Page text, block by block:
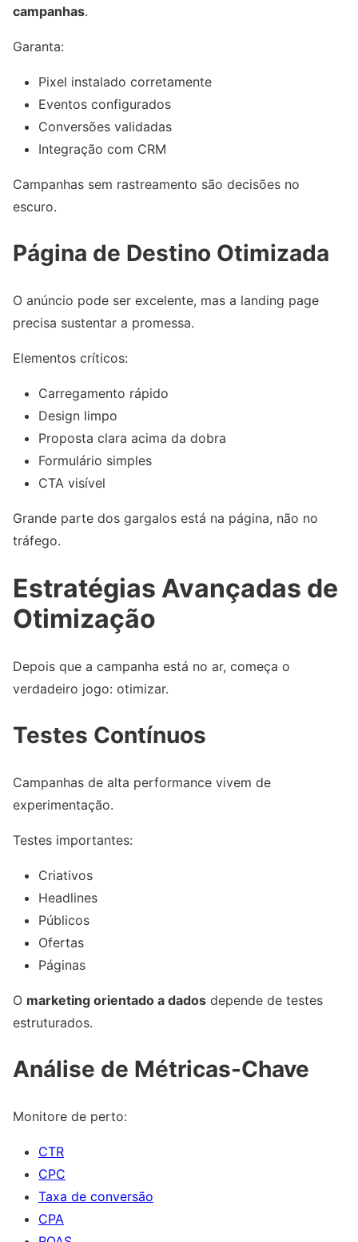
campanhas.
Garanta:
Pixel instalado corretamente
Eventos configurados
Conversões validadas
Integração com CRM
Campanhas sem rastreamento são decisões no
escuro.
Página de Destino Otimizada
O anúncio pode ser excelente, mas a landing page
precisa sustentar a promessa.
Elementos críticos:
Carregamento rápido
Design limpo
Proposta clara acima da dobra
Formulário simples
CTA visível
Grande parte dos gargalos está na página, não no
tráfego.
Estratégias Avançadas de
Otimização
Depois que a campanha está no ar, começa o
verdadeiro jogo: otimizar.
Testes Contínuos
Campanhas de alta performance vivem de
experimentação.
Testes importantes:
Criativos
Headlines
Públicos
Ofertas
Páginas
O marketing orientado a dados depende de testes
estruturados.
Análise de Métricas-Chave
Monitore de perto:
CTR
CPC
Taxa de conversão
CPA